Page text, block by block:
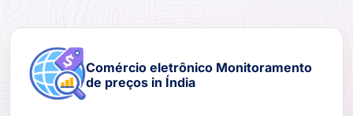
Comércio eletrônico Monitoramento
de preços in Índia